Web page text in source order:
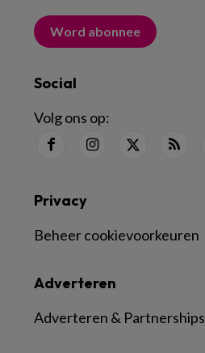
Word abonnee
Social
Volg ons op:
Adverteren
Adverteren & Partnerships
Privacy
Beheer cookievoorkeuren